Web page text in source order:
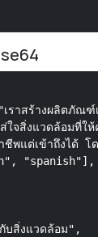
เราสร้างผลิตภั
ใจสิ่งแวดล้อมที่
ชีพแต่เข้าถึงได้
"spanish"],
บสิ่งแวดล้อม",